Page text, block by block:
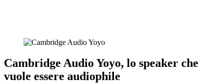
Cambridge Audio Yoyo, lo speaker che
vuole essere audiophile